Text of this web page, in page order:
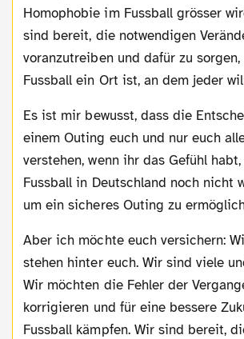
Homophobie im Fussball grösser
sind bereit, die notwendigen
voranzutreiben und dafür zu
Fussball ein Ort ist, an dem jeder
Es ist mir bewusst, dass die Entscheidung zu
einem Outing euch und nur euch
verstehen, wenn ihr das Gefühl
Fussball in Deutschland noch nicht
um ein sicheres Outing zu
Aber ich möchte euch versichern: Wir sind da. Wir
stehen hinter euch. Wir sind viele
Wir möchten die Fehler der
korrigieren und für eine bessere
Fussball kämpfen. Wir sind bereit,